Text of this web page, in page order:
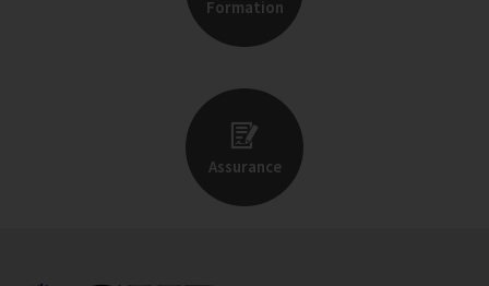
Formation
Assurance